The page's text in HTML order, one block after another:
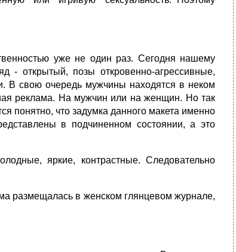
уже не один раз. Сегодня нашему
- открытый, позы откровенно-агрессивные,
В свою очередь мужчины находятся в неком
реклама. На мужчин или на женщин. Но так
понятно, что задумка данного макета именно
в подчиненном состоянии, а это
яркие, контрастные. Следовательно
размещалась в женском глянцевом журнале,